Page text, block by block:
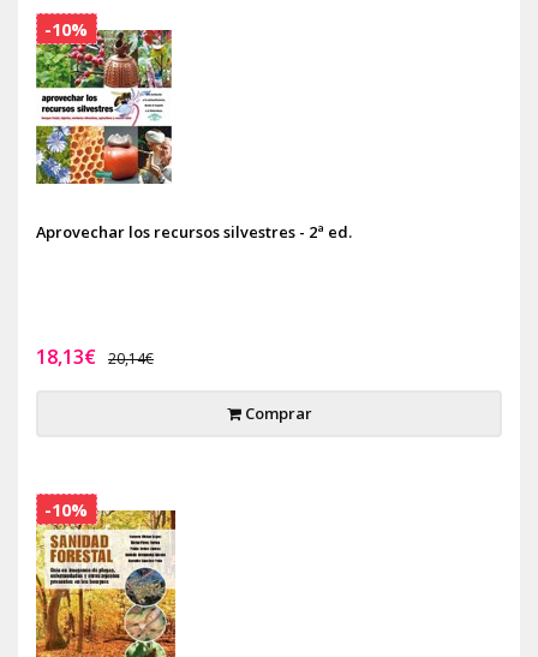
Aprovechar los recursos silvestres - 2ª ed.
18,13€ 20,14€
Comprar
-10%
-10%